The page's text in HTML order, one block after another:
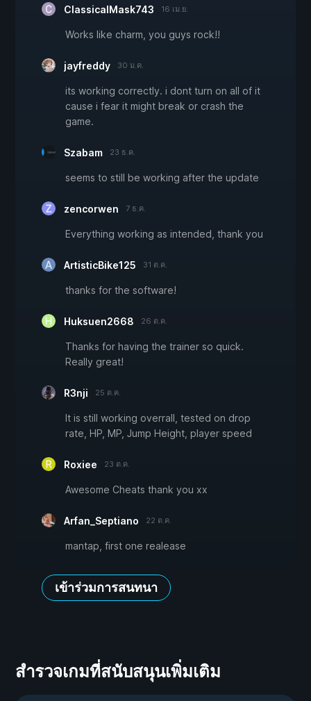
ClassicalMask743 16 เม.ย.
Works like charm, you guys rock!!
jayfreddy 30 ม.ค.
its working correctly. i dont turn on all of it
cause i fear it might break or crash the
game.
Szabam 23 ธ.ค.
seems to still be working after the update
zencorwen 7 ธ.ค.
Everything working as intended, thank you
ArtisticBike125 31 ต.ค.
thanks for the software!
Huksuen2668 26 ต.ค.
Thanks for having the trainer so quick.
Really great!
R3nji 25 ต.ค.
It is still working overrall, tested on drop
rate, HP, MP, Jump Height, player speed
Roxiee 23 ต.ค.
Awesome Cheats thank you xx
Arfan_Septiano 22 ต.ค.
mantap, first one realease
เข้าร่วมการสนทนา
สำรวจเกมที่สนับสนุนเพิ่มเติม